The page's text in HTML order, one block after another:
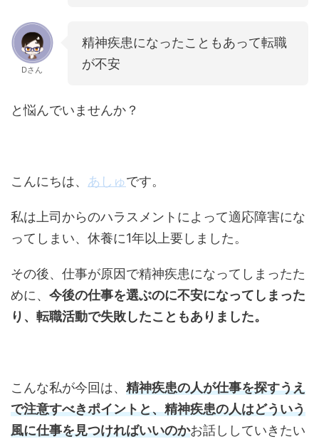
Dさん
精神疾患になったこともあって転職
が不安
と悩んでいませんか？
こんにちは、 あしゅです。
私は上司からのハラスメントによって適応障害にな
ってしまい、休養に1年以上要しました。
その後、仕事が原因で精神疾患になってしまったた
めに、 今後の仕事を選ぶのに不安になってしまった
り、転職活動で失敗したこともありました。
こんな私が今回は、 精神疾患の人が仕事を探すうえ
で注意すべきポイントと、精神疾患の人はどういう
風に仕事を見つければいいのかお話ししていきたい